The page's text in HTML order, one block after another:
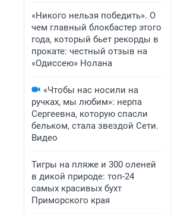
«Никого нельзя победить». О
чем главный блокбастер этого
года, который бьет рекорды в
прокате: честный отзыв на
«Одиссею» Нолана
«Чтобы нас носили на
ручках, мы любим»: нерпа
Сергеевна, которую спасли
бельком, стала звездой Сети.
Видео
Тигры на пляже и 300 оленей
в дикой природе: топ-24
самых красивых бухт
Приморского края